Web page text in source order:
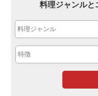
料理ジャンルと